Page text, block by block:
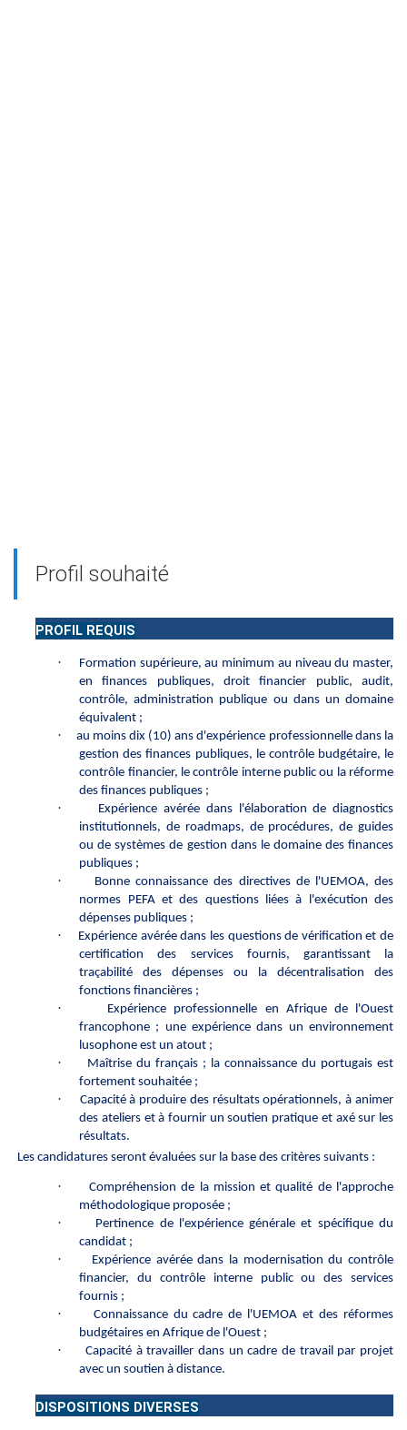
Profil souhaité
PROFIL REQUIS
·
Formation supérieure, au minimum au niveau du master,
en finances publiques, droit financier public, audit,
contrôle, administration publique ou dans un domaine
équivalent ;
·
au moins dix (10) ans d'expérience professionnelle dans la
gestion des finances publiques, le contrôle budgétaire, le
contrôle financier, le contrôle interne public ou la réforme
des finances publiques ;
·
Expérience avérée dans l'élaboration de diagnostics
institutionnels, de roadmaps, de procédures, de guides
ou de systèmes de gestion dans le domaine des finances
publiques ;
·
Bonne connaissance des directives de l'UEMOA, des
normes PEFA et des questions liées à l'exécution des
dépenses publiques ;
·
Expérience avérée dans les questions de vérification et de
certification des services fournis, garantissant la
traçabilité des dépenses ou la décentralisation des
fonctions financières ;
·
Expérience professionnelle en Afrique de l'Ouest
francophone ; une expérience dans un environnement
lusophone est un atout ;
·
Maîtrise du français ; la connaissance du portugais est
fortement souhaitée ;
·
Capacité à produire des résultats opérationnels, à animer
des ateliers et à fournir un soutien pratique et axé sur les
résultats.
Les candidatures seront évaluées sur la base des critères suivants :
·
Compréhension de la mission et qualité de l'approche
méthodologique proposée ;
·
Pertinence de l'expérience générale et spécifique du
candidat ;
·
Expérience avérée dans la modernisation du contrôle
financier, du contrôle interne public ou des services
fournis ;
·
Connaissance du cadre de l'UEMOA et des réformes
budgétaires en Afrique de l'Ouest ;
·
Capacité à travailler dans un cadre de travail par projet
avec un soutien à distance.
DISPOSITIONS DIVERSES